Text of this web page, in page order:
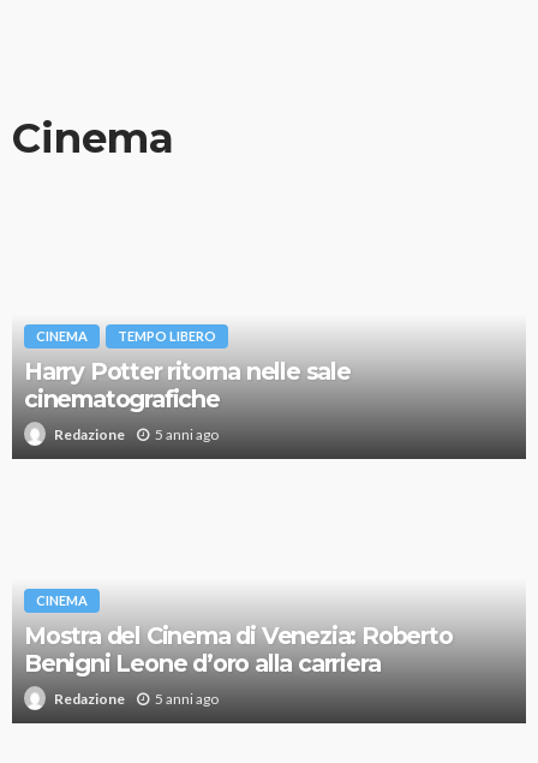
Cinema
CINEMA TEMPO LIBERO
Harry Potter ritorna nelle sale
cinematografiche
Redazione 5 anni ago
CINEMA
Mostra del Cinema di Venezia: Roberto
Benigni Leone d’oro alla carriera
Redazione 5 anni ago